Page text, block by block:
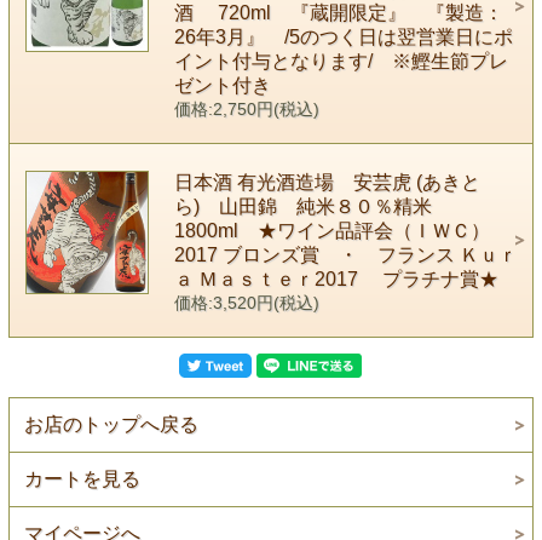
酒 720ml 『蔵開限定』 『製造：
26年3月』 /5のつく日は翌営業日にポ
イント付与となります/ ※鰹生節プレ
ゼント付き
価格:2,750円(税込)
日本酒 有光酒造場 安芸虎 (あきと
ら) 山田錦 純米８０％精米
1800ml ★ワイン品評会（ＩＷＣ）
2017 ブロンズ賞 ・ フランス Ｋｕｒ
ａ Ｍａｓｔｅｒ2017 プラチナ賞★
価格:3,520円(税込)
お店のトップへ戻る
カートを見る
マイページへ